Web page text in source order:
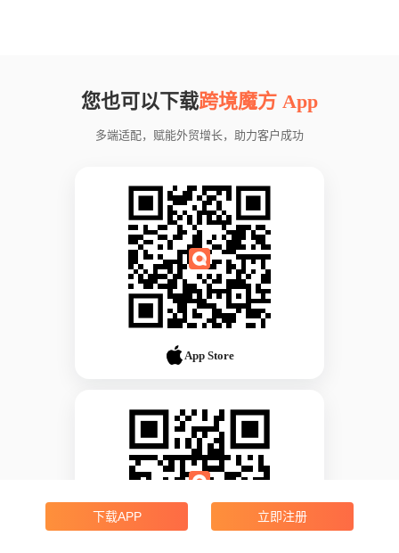
您也可以下载跨境魔方 App
多端适配，赋能外贸增长，助力客户成功
App Store
下载APP 立即注册